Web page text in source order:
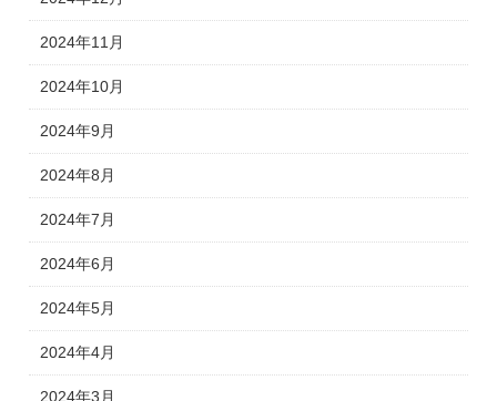
2024年11月
2024年10月
2024年9月
2024年8月
2024年7月
2024年6月
2024年5月
2024年4月
2024年3月